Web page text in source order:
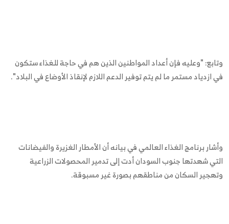
وتابع: "وعليه فإن أعداد المواطنين الذين هم في حاجة للغذاء ستكون
في ازدياد مستمر ما لم يتم توفير الدعم اللازم لإنقاذ الأوضاع في البلاد".
وأشار برنامج الغذاء العالمي في بيانه أن الأمطار الغزيرة والفيضانات
التي شهدتها جنوب السودان أدت إلى تدمير المحصولات الزراعية
وتهجير السكان من مناطقهم بصورة غير مسبوقة.